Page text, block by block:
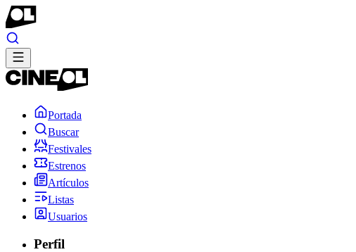
Portada
Buscar
Festivales
Estrenos
Artículos
Listas
Usuarios
Perfil